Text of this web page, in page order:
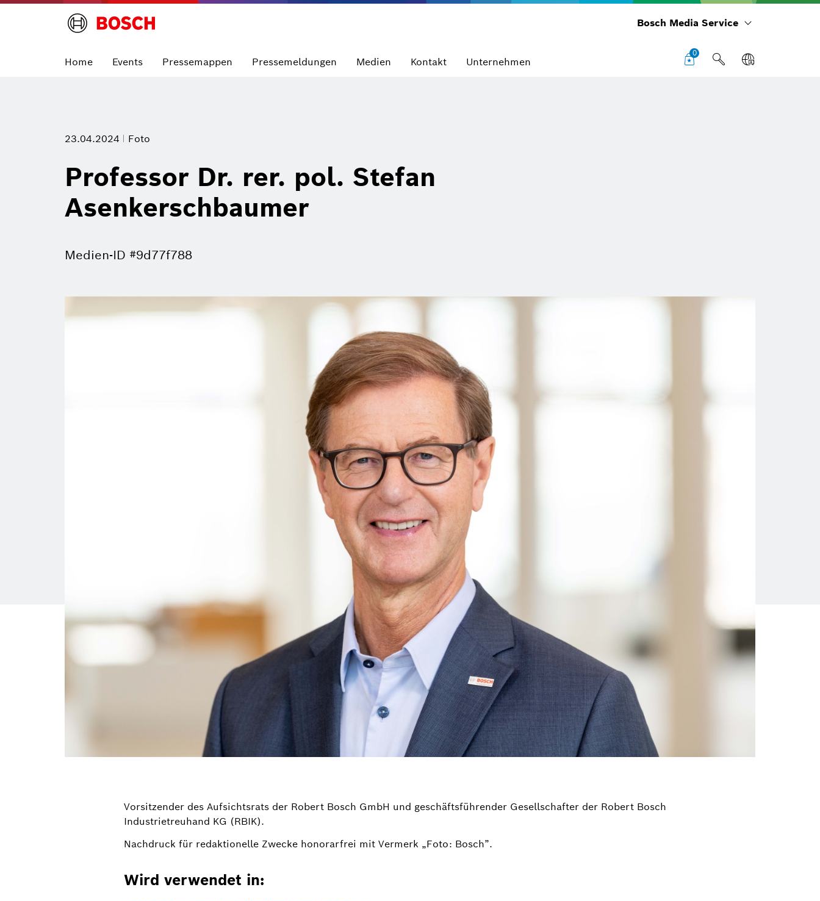
Bosch Media Service
Home Events Pressemappen Pressemeldungen Medien Kontakt Unternehmen
0
23.04.2024 Foto
Professor Dr. rer. pol. Stefan
Asenkerschbaumer
Medien-ID #9d77f788
Vorsitzender des Aufsichtsrats der Robert Bosch GmbH und geschäftsführender Gesellschafter der Robert Bosch
Industrietreuhand KG (RBIK).
Nachdruck für redaktionelle Zwecke honorarfrei mit Vermerk „Foto: Bosch”.
Wird verwendet in: